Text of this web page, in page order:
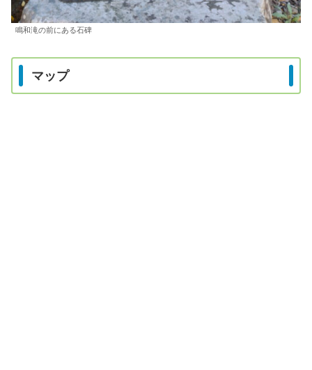
鳴和滝の前にある石碑
マップ